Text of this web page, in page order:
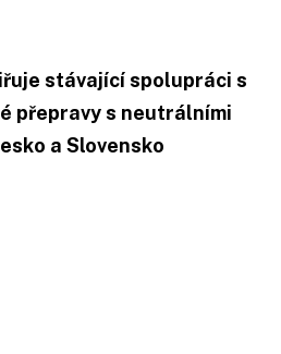
stávající spolupráci s
přepravy s neutrálními
a Slovensko